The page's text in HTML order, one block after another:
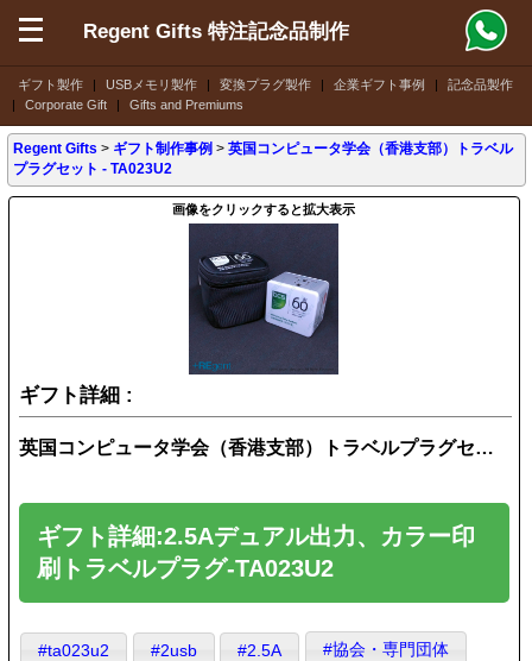
ギフト製作 | USBメモリ製作 | 変換プラグ製作 | 企業ギフト事例 |
記念品製作
|
Corporate Gift | Gifts and Premiums
Regent Gifts 特注記念品制作
Regent Gifts > ギフト制作事例 >英国コンピュータ学会（香港支部）トラベル
プラグセット - TA023U2
画像をクリックすると拡大表示
ギフト詳細 :
英国コンピュータ学会（香港支部）トラベルプラグセット - TA023U2
ギフト詳細:2.5Aデュアル出力、カラー印
刷トラベルプラグ-TA023U2
#ta023u2 #2usb #2.5A #協会・専門団体